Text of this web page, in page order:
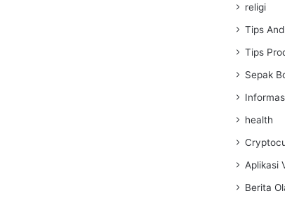
religi
Tips
Tips
Sepak
health
Aplikasi
Berita